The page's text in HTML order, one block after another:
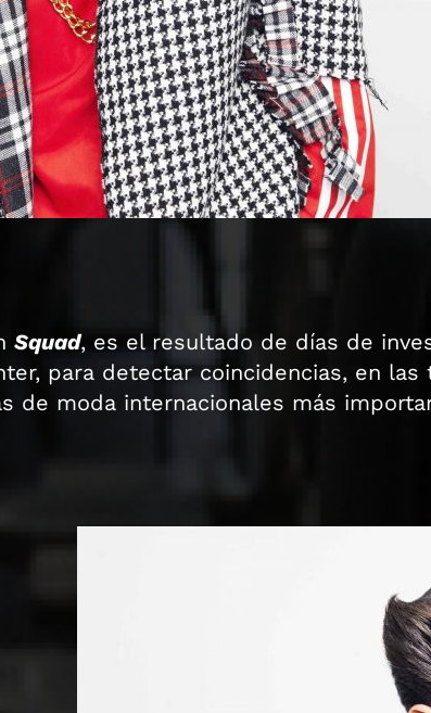
Squad, es el resultado de días de
para detectar coincidencias, en las
de moda internacionales más